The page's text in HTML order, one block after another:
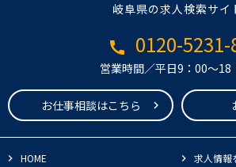
岐阜県の求人検索サイ
call 0120-5231-
営業時間／平日9：00～18
お仕事相談はこちら
HOME
求人情報